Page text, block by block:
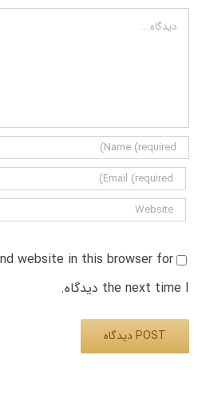
دیدگاه
website in this browser for
the next time I دیدگاه.